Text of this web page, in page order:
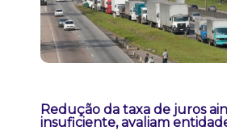
Redução da taxa de juros
insuficiente, avaliam